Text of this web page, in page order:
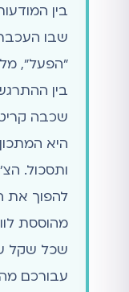
בין
שבו
"הפעל",
בין
שכבה
היא
ותסכול.
להפוך את
מהוססת
שכל שקל
עבורכם